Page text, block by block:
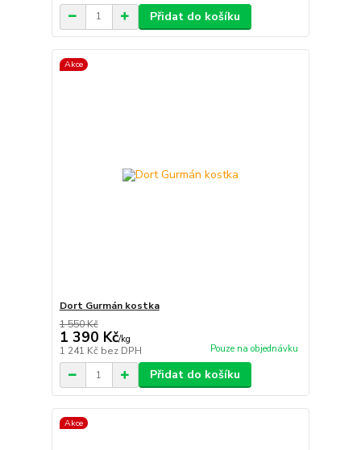
Přidat do košíku
Akce
Dort Gurmán kostka
1 550 Kč
1 390 Kč/kg
1 241 Kč bez DPH Pouze na objednávku
Přidat do košíku
Akce